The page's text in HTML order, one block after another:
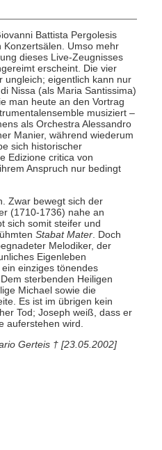
Battista Pergolesis
Umso mehr
dieses Live-Zeugnisses
erscheint. Die vier
ungleich; eigentlich kann nur
Nissa (als Maria Santissima)
man heute an den Vortrag
musiziert –
als Orchestra Alessandro
Manier, während wiederum
sich historischer
Edizione critica von
Anspruch nur bedingt
Zwar bewegt sich der
(1710-1736) nahe an
sich somit steifer und
Stabat Mater. Doch
Melodiker, der
Eigenleben
einziges tönendes
sterbenden Heiligen
Michael sowie die
Es ist im übrigen kein
Tod; Joseph weiß, dass er
auferstehen wird.
Gerteis † [23.05.2002]